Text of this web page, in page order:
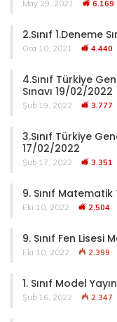
May 29, 2021 6.169
2.Sınıf 1.Deneme
Oca 10, 2021 4.440
4.Sınıf Türkiye
Sınavı 19/02/2022
Şub 19, 2022 3.777
3.Sınıf Türkiye
17/02/2022
Şub 17, 2022 3.351
9. Sınıf
Eki 10, 2022 2.504
9. Sınıf Fen
Eki 10, 2022 2.399
1. Sınıf Model
Şub 16, 2022 2.347